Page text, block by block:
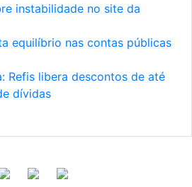
instabilidade no site da
equilíbrio nas contas públicas
Refis libera descontos de até
dívidas